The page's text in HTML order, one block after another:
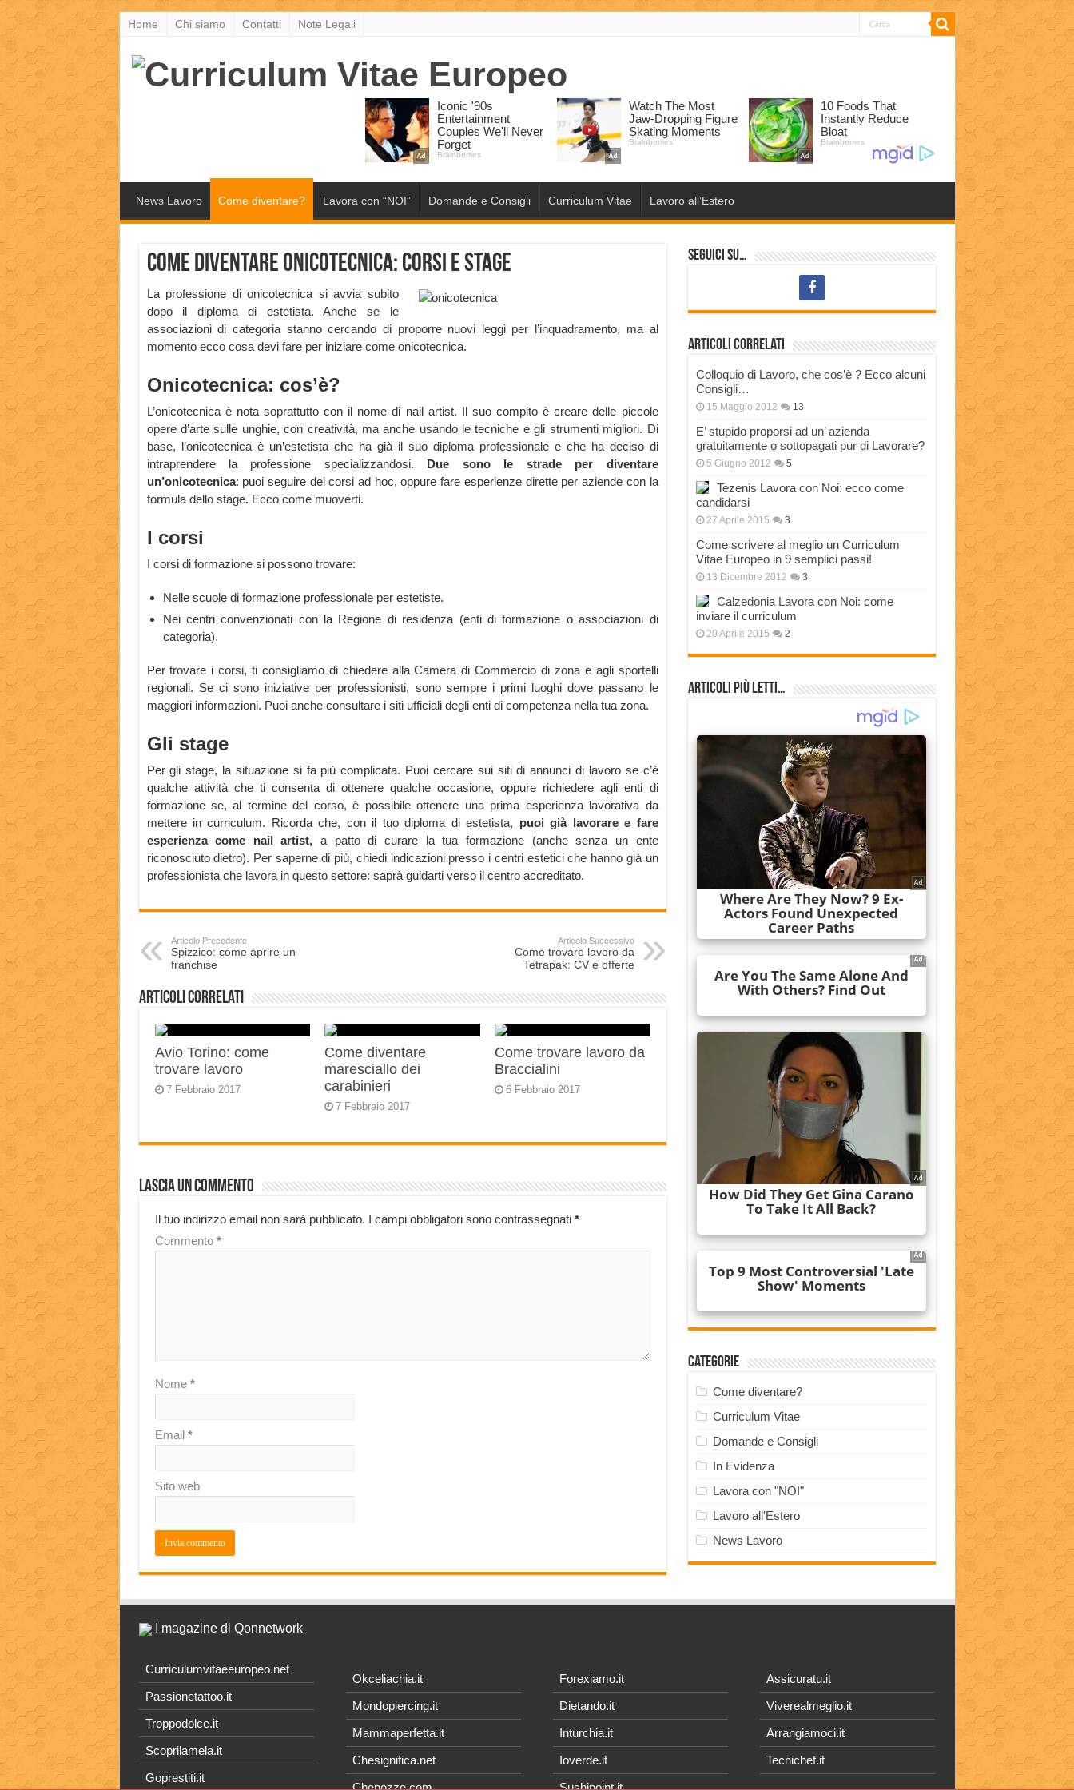
Home Chi siamo Contatti Note Legali
News Lavoro Come diventare? Lavora con “NOI” Domande e Consigli Curriculum Vitae Lavoro all’Estero
Come diventare onicotecnica: corsi e stage
La professione di onicotecnica si avvia subito
dopo il diploma di estetista. Anche se le
associazioni di categoria stanno cercando di proporre nuovi leggi per l’inquadramento, ma al
momento ecco cosa devi fare per iniziare come onicotecnica.
Onicotecnica: cos’è?
L’onicotecnica è nota soprattutto con il nome di nail artist. Il suo compito è creare delle piccole
opere d’arte sulle unghie, con creatività, ma anche usando le tecniche e gli strumenti migliori. Di
base, l’onicotecnica è un’estetista che ha già il suo diploma professionale e che ha deciso di
intraprendere la professione specializzandosi. Due sono le strade per diventare
un’onicotecnica: puoi seguire dei corsi ad hoc, oppure fare esperienze dirette per aziende con la
formula dello stage. Ecco come muoverti.
I corsi
I corsi di formazione si possono trovare:
Nelle scuole di formazione professionale per estetiste.
Nei centri convenzionati con la Regione di residenza (enti di formazione o associazioni di
categoria).
Per trovare i corsi, ti consigliamo di chiedere alla Camera di Commercio di zona e agli sportelli
regionali. Se ci sono iniziative per professionisti, sono sempre i primi luoghi dove passano le
maggiori informazioni. Puoi anche consultare i siti ufficiali degli enti di competenza nella tua zona.
Gli stage
Per gli stage, la situazione si fa più complicata. Puoi cercare sui siti di annunci di lavoro se c’è
qualche attività che ti consenta di ottenere qualche occasione, oppure richiedere agli enti di
formazione se, al termine del corso, è possibile ottenere una prima esperienza lavorativa da
mettere in curriculum. Ricorda che, con il tuo diploma di estetista, puoi già lavorare e fare
esperienza come nail artist, a patto di curare la tua formazione (anche senza un ente
riconosciuto dietro). Per saperne di più, chiedi indicazioni presso i centri estetici che hanno già un
professionista che lavora in questo settore: saprà guidarti verso il centro accreditato.
Articolo Precedente
Spizzico: come aprire un
franchise
Articolo Successivo
Come trovare lavoro da
Tetrapak: CV e offerte
Articoli correlati
Avio Torino: come
trovare lavoro
7 Febbraio 2017
Come diventare
maresciallo dei
carabinieri
7 Febbraio 2017
Come trovare lavoro da
Braccialini
6 Febbraio 2017
Lascia un commento
Il tuo indirizzo email non sarà pubblicato. I campi obbligatori sono contrassegnati *
Commento *
Nome *
Email *
Sito web
Seguici su…
Articoli correlati
Colloquio di Lavoro, che cos’è ? Ecco alcuni
Consigli…
15 Maggio 2012 13
E’ stupido proporsi ad un’ azienda
gratuitamente o sottopagati pur di Lavorare?
5 Giugno 2012 5
Tezenis Lavora con Noi: ecco come
candidarsi
27 Aprile 2015 3
Come scrivere al meglio un Curriculum
Vitae Europeo in 9 semplici passi!
13 Dicembre 2012 3
Calzedonia Lavora con Noi: come
inviare il curriculum
20 Aprile 2015 2
Articoli più Letti…
Categorie
Come diventare?
Curriculum Vitae
Domande e Consigli
In Evidenza
Lavora con "NOI"
Lavoro all'Estero
News Lavoro
I magazine di Qonnetwork
Curriculumvitaeeuropeo.net
Passionetattoo.it
Troppodolce.it
Scoprilamela.it
Goprestiti.it
Okceliachia.it
Mondopiercing.it
Mammaperfetta.it
Chesignifica.net
Chenozze.com
Forexiamo.it
Dietando.it
Inturchia.it
Ioverde.it
Sushipoint.it
Assicuratu.it
Viverealmeglio.it
Arrangiamoci.it
Tecnichef.it